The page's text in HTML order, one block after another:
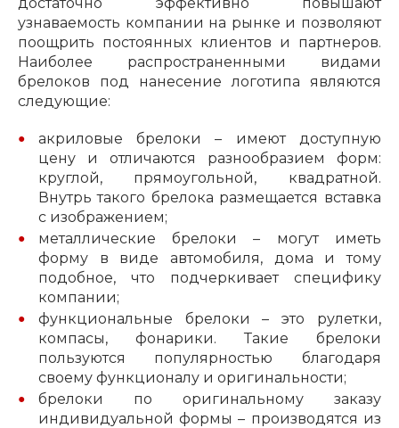
узнаваемость компании на рынке и позволяют
поощрить постоянных клиентов и партнеров.
Наиболее распространенными видами
брелоков под нанесение логотипа являются
следующие:
акриловые брелоки – имеют доступную
цену и отличаются разнообразием форм:
круглой, прямоугольной, квадратной.
Внутрь такого брелока размещается вставка
с изображением;
металлические брелоки – могут иметь
форму в виде автомобиля, дома и тому
подобное, что подчеркивает специфику
компании;
функциональные брелоки – это рулетки,
компасы, фонарики. Такие брелоки
пользуются популярностью благодаря
своему функционалу и оригинальности;
брелоки по оригинальному заказу
индивидуальной формы – производятся из